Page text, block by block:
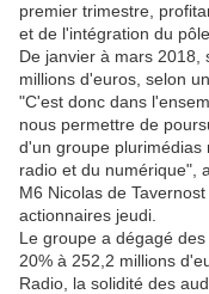
premier trimestre,
et de l'intégration du
De janvier à mars 2018,
millions d'euros, selon
"C'est donc dans
nous permettre de
d'un groupe plurimédias
radio et du numérique",
M6 Nicolas de
actionnaires jeudi.
Le groupe a dégagé
20% à 252,2 millions
Radio, la solidité des